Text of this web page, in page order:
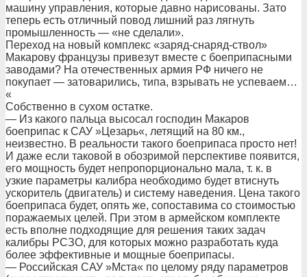
машину управления, которые давно нарисованы. Зато
теперь есть отличный повод лишний раз лягнуть
промышленность — «не сделали».
Переход на новый комплекс «заряд-снаряд-ствол»
Макарову французы привезут вместе с боеприпасными
заводами? На отечественных армия РФ ничего не
покупает — затоварились, типа, взрывать не успеваем…
«
Собственно в сухом остатке.
— Из какого пальца высосал господин Макаров
боеприпас к САУ »Цезарь«, летящий на 80 км.,
неизвестно. В реальности такого боеприпаса просто нет!
И даже если таковой в обозримой перспективе появится,
его мощность будет непропорционально мала, т. к. в
узкие параметры калибра необходимо будет втиснуть
ускоритель (двигатель) и систему наведения. Цена такого
боеприпаса будет, опять же, сопоставима со стоимостью
поражаемых целей. При этом в армейском комплекте
есть вполне подходящие для решения таких задач
калибры РСЗО, для которых можно разработать куда
более эффективные и мощные боеприпасы.
— Российская САУ »Мста« по целому ряду параметров